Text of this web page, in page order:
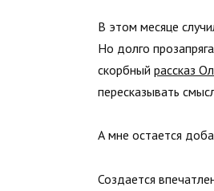
В этом месяце
Но долго
скорбный рассказ
пересказывать
А мне остается
Создается